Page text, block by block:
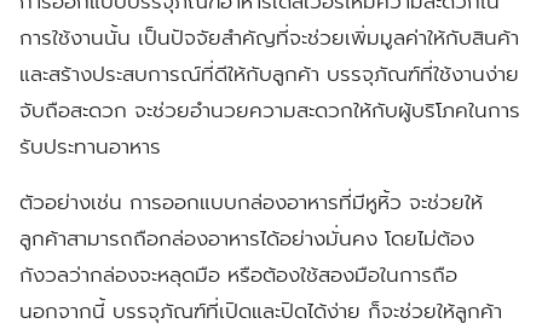
การใช้งานนั้น เป็นปัจจัยสำคัญที่จะช่วยเพิ่มมูลค่าให้กับสินค้า
และสร้างประสบการณ์ที่ดีให้กับลูกค้า บรรจุภัณฑ์ที่ใช้งานง่าย
จับถือสะดวก จะช่วยอำนวยความสะดวกให้กับผู้บริโภคในการ
รับประทานอาหาร
ตัวอย่างเช่น การออกแบบกล่องอาหารที่มีหูหิ้ว จะช่วยให้
ลูกค้าสามารถถือกล่องอาหารได้อย่างมั่นคง โดยไม่ต้อง
กังวลว่ากล่องจะหลุดมือ หรือต้องใช้สองมือในการถือ
นอกจากนี้ บรรจุภัณฑ์ที่เปิดและปิดได้ง่าย ก็จะช่วยให้ลูกค้า